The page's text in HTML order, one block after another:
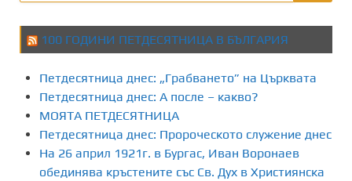
100 ГОДИНИ ПЕТДЕСЯТНИЦА В БЪЛГАРИЯ
Петдесятница днес: „Грабването” на Църквата
Петдесятница днес: А после – какво?
МОЯТА ПЕТДЕСЯТНИЦА
Петдесятница днес: Пророческото служение днес
На 26 април 1921г. в Бургас, Иван Воронаев
обединява кръстените със Св. Дух в Християнска